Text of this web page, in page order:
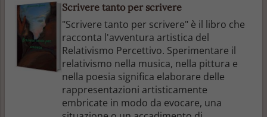
Scrivere tanto per scrivere
"Scrivere tanto per scrivere" è il libro che
racconta l'avventura artistica del
Relativismo Percettivo. Sperimentare il
relativismo nella musica, nella pittura e
nella poesia significa elaborare delle
rappresentazioni artisticamente
embricate in modo da evocare, una